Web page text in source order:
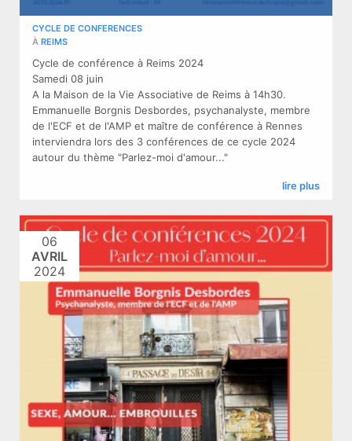
CYCLE DE CONFERENCES
À REIMS
Cycle de conférence à Reims 2024
Samedi 08 juin
A la Maison de la Vie Associative de Reims à 14h30.
Emmanuelle Borgnis Desbordes, psychanalyste, membre
de l'ECF et de l'AMP et maître de conférence à Rennes
interviendra lors des 3 conférences de ce cycle 2024
autour du thème "Parlez-moi d'amour..."
lire plus
06
AVRIL
2024